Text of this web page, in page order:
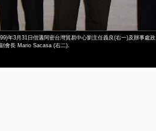
年3月31日偕邁阿密台灣貿易中心劉主任義良(右一)及辦事處政
會長 Mario Sacasa (右二).